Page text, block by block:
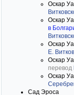
Оскар
Оскар
в
Оскар
Е.
Оскар
перевод
Оскар
Сад Эроса